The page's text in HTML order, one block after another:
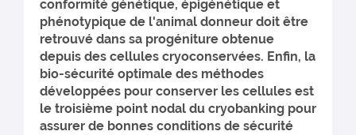
conformité génétique, épigénétique et
phénotypique de l'animal donneur doit être
retrouvé dans sa progéniture obtenue
depuis des cellules cryoconservées. Enfin, la
bio-sécurité optimale des méthodes
développées pour conserver les cellules est
le troisième point nodal du cryobanking pour
assurer de bonnes conditions de sécurité